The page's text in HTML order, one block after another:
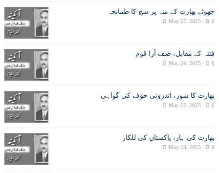
جھوٹے بھارت کے منہ پر سچ کا طمانچہ
May 27, 2025 0
فتنہ کے مقابل، صف آرا قوم
May 26, 2025 0
بھارت کا شور، اندرونی خوف کی گواہی
May 25, 2025 0
بھارت کی ہار، پاکستان کی للکار
May 23, 2025 0